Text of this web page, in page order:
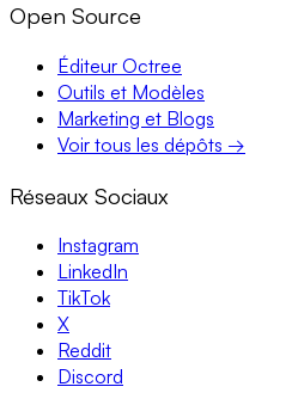
Open Source
Éditeur Octree
Outils et Modèles
Marketing et Blogs
Voir tous les dépôts →
Réseaux Sociaux
Instagram
LinkedIn
TikTok
X
Reddit
Discord